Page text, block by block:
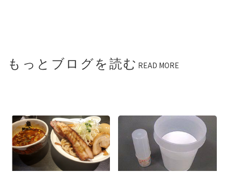
もっとブログを読む READ MORE